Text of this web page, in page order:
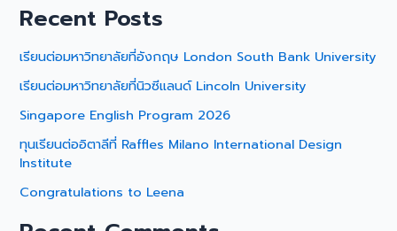
Recent Posts
เรียนต่อมหาวิทยาลัยที่อังกฤษ London South Bank University
เรียนต่อมหาวิทยาลัยที่นิวซีแลนด์ Lincoln University
Singapore English Program 2026
ทุนเรียนต่ออิตาลีที่ Raffles Milano International Design
Institute
Congratulations to Leena